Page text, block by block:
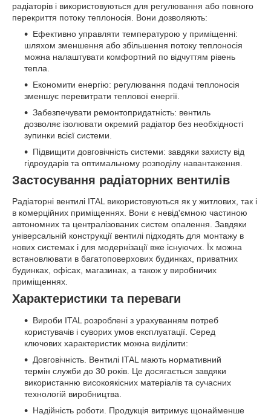
радіаторів і використовуються для регулювання або повного
перекриття потоку теплоносія. Вони дозволяють:
Ефективно управляти температурою у приміщенні:
шляхом зменшення або збільшення потоку теплоносія
можна налаштувати комфортний по відчуттям рівень
тепла.
Економити енергію: регулювання подачі теплоносія
зменшує перевитрати теплової енергії.
Забезпечувати ремонтопридатність: вентиль
дозволяє ізолювати окремий радіатор без необхідності
зупинки всієї системи.
Підвищити довговічність системи: завдяки захисту від
гідроударів та оптимальному розподілу навантаження.
Застосування радіаторних вентилів
Радіаторні вентилі ITAL використовуються як у житлових, так і
в комерційних приміщеннях. Вони є невід'ємною частиною
автономних та централізованих систем опалення. Завдяки
універсальній конструкції вентилі підходять для монтажу в
нових системах і для модернізації вже існуючих. Їх можна
встановлювати в багатоповерхових будинках, приватних
будинках, офісах, магазинах, а також у виробничих
приміщеннях.
Характеристики та переваги
Вироби ITAL розроблені з урахуванням потреб
користувачів і суворих умов експлуатації. Серед
ключових характеристик можна виділити:
Довговічність. Вентилі ITAL мають нормативний
термін служби до 30 років. Це досягається завдяки
використанню високоякісних матеріалів та сучасних
технологій виробництва.
Надійність роботи. Продукція витримує щонайменше